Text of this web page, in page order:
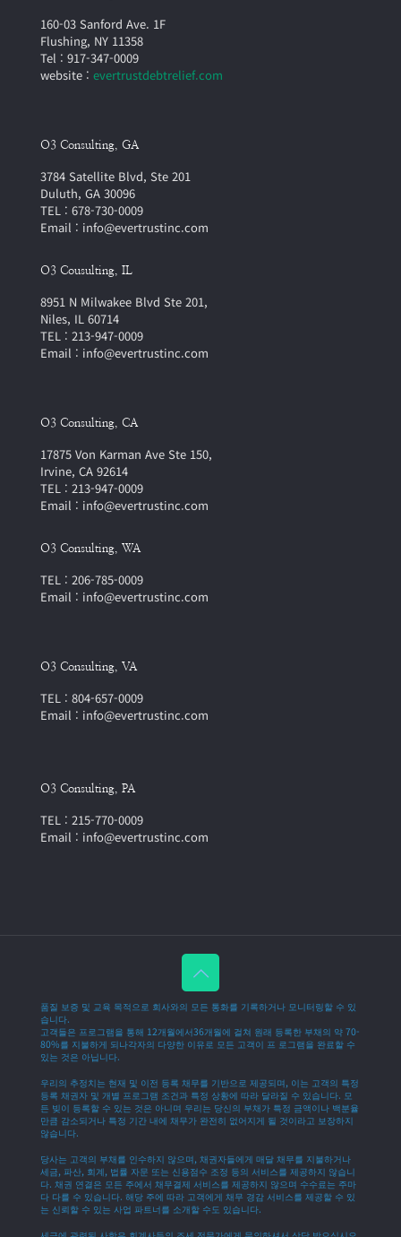
160-03 Sanford Ave. 1F
Flushing, NY 11358
Tel : 917-347-0009
website : evertrustdebtrelief.com
O3 Consulting, GA
3784 Satellite Blvd, Ste 201
Duluth, GA 30096
TEL : 678-730-0009
Email : info@evertrustinc.com
O3 Cousulting, IL
8951 N Milwakee Blvd Ste 201,
Niles, IL 60714
TEL : 213-947-0009
Email : info@evertrustinc.com
O3 Consulting, CA
17875 Von Karman Ave Ste 150,
Irvine, CA 92614
TEL : 213-947-0009
Email : info@evertrustinc.com
O3 Consulting, WA
TEL : 206-785-0009
Email : info@evertrustinc.com
O3 Consulting, VA
TEL : 804-657-0009
Email : info@evertrustinc.com
O3 Consulting, PA
TEL : 215-770-0009
Email : info@evertrustinc.com
품질 보증 및 교육 목적으로 회사와의 모든 통화를 기록하거나 모니터링할 수 있
습니다.
고객들은 프로그램을 통해 12개월에서36개월에 걸쳐 원래 등록한 부채의 약 70-
80%를 지불하게 되나각자의 다양한 이유로 모든 고객이 프 로그램을 완료할 수
있는 것은 아닙니다.
우리의 추정치는 현재 및 이전 등록 채무를 기반으로 제공되며, 이는 고객의 특정
등록 채권자 및 개별 프로그램 조건과 특정 상황에 따라 달라질 수 있습니다. 모
든 빚이 등록할 수 있는 것은 아니며 우리는 당신의 부채가 특정 금액이나 백분율
만큼 감소되거나 특정 기간 내에 채무가 완전히 없어지게 될 것이라고 보장하지
않습니다.
당사는 고객의 부채를 인수하지 않으며, 채권자들에게 매달 채무를 지불하거나
세금, 파산, 회계, 법률 자문 또는 신용점수 조정 등의 서비스를 제공하지 않습니
다. 채권 연결은 모든 주에서 채무결제 서비스를 제공하지 않으며 수수료는 주마
다 다를 수 있습니다. 해당 주에 따라 고객에게 채무 경감 서비스를 제공할 수 있
는 신뢰할 수 있는 사업 파트너를 소개할 수도 있습니다.